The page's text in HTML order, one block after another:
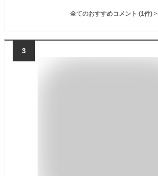
全てのおすすめコメント (1件) >
3